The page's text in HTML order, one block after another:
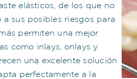
elásticos, de los que no
a sus posibles riesgos para
permiten una mejor
como inlays, onlays y
una excelente solución
perfectamente a la